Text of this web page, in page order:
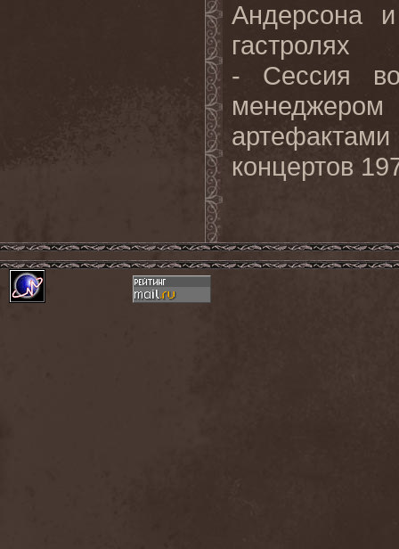
Андерсона
гастролях
- Сессия
концертов